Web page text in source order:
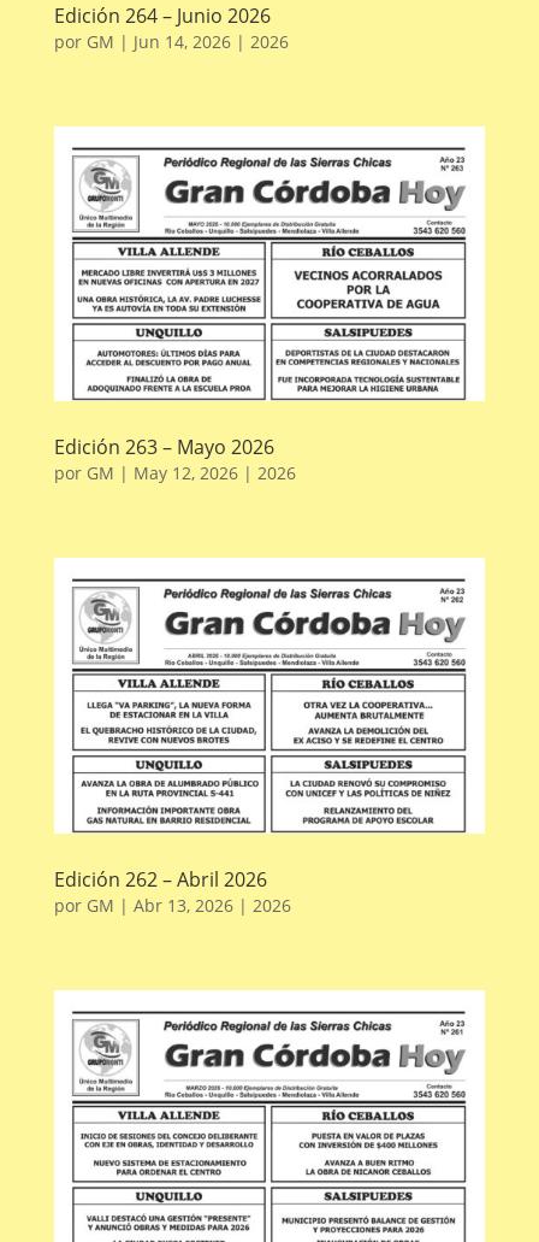
Edición 264 – Junio 2026
por GM | Jun 14, 2026| 2026
Edición 263 – Mayo 2026
por GM | May 12, 2026| 2026
Edición 262 – Abril 2026
por GM | Abr 13, 2026| 2026